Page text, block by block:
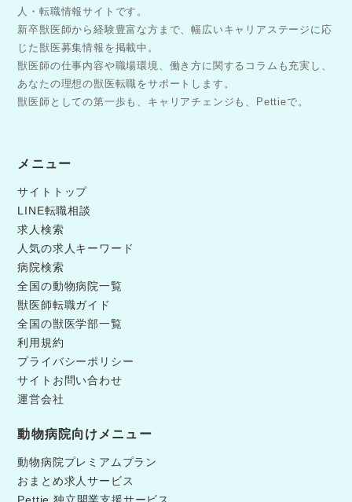
人・転職情報サイトです。
新卒獣医師から経験豊富な方まで、幅広いキャリアステージに応
じた獣医募集情報を掲載中。
獣医師の仕事内容や職場環境、働き方に関するコラムも充実し、
あなたの理想の獣医転職をサポートします。
獣医師としての第一歩も、キャリアチェンジも、Pettieで。
メニュー
サイトトップ
LINE転職相談
求人検索
人気の求人キーワード
病院検索
全国の動物病院一覧
獣医師転職ガイド
全国の獣医学部一覧
利用規約
プライバシーポリシー
サイトお問い合わせ
運営会社
動物病院向けメニュー
動物病院プレミアムプラン
おまとめ求人サービス